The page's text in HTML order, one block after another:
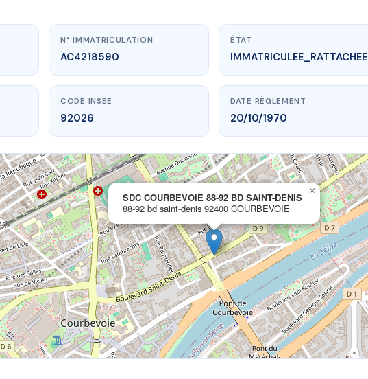
www.vme.plus/AC4218590
SDC COURBEVOIE 88-92 BD SAINT-DENIS
88-92 bd saint-denis92400 COURBEVOIE
N° IMMATRICULATION
AC4218590
ÉTAT
IMMATRICULEE_RATTACHEE
CODE INSEE
92026
DATE RÈGLEMENT
20/10/1970
SDC COURBEVOIE 88-92 BD SAINT-DENIS
88-92 bd saint-denis 92400 COURBEVOIE
×